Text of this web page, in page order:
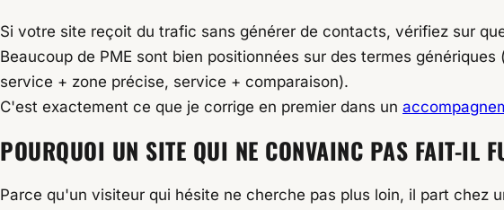
Si votre site reçoit du trafic sans générer de contacts, vérifiez sur
Beaucoup de PME sont bien positionnées sur des termes
service + zone précise, service + comparaison).
C'est exactement ce que je corrige en premier dans un
POURQUOI UN SITE QUI NE CONVAINC PAS FAIT-IL
Parce qu'un visiteur qui hésite ne cherche pas plus loin, il part